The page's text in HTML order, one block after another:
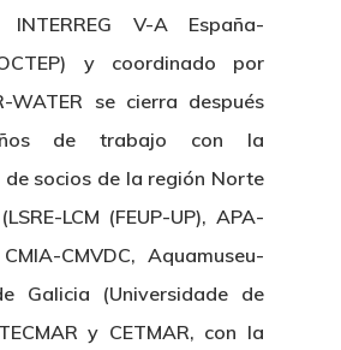
INTERREG V-A España-
y coordinado por
WATER se cierra después
de trabajo con la
socios de la región Norte
LCM (FEUP-UP), APA-
CMVDC, Aquamuseu-
Galicia (Universidade de
y CETMAR, con la